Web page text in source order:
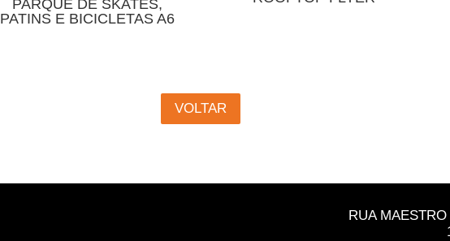
PARQUE DE SKATES,
PATINS E BICICLETAS A6
VOLTAR
RUA